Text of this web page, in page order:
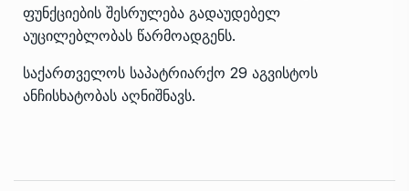
ფუნქციების შესრულება გადაუდებელ
აუცილებლობას წარმოადგენს.
საქართველოს საპატრიარქო 29 აგვისტოს
ანჩისხატობას აღნიშნავს.